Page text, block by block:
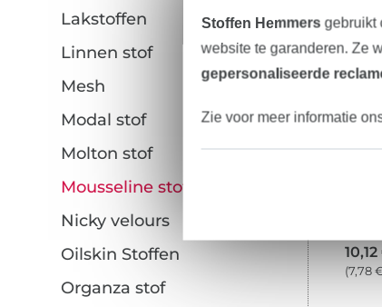
Lakstoffen
Linnen stof
Mesh
Modal stof
Molton stof
Mousseline stof
Nicky velours
Oilskin Stoffen
Organza stof
(7,78
Stoffen Hemmers gebruikt
website te garanderen. Ze
gepersonaliseerde
Zie voor meer informatie